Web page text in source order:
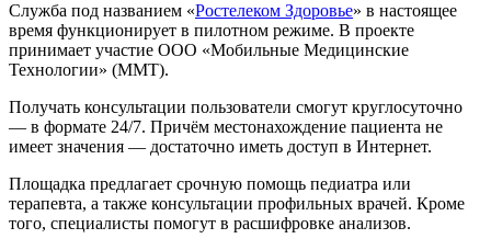
Служба под названием «Ростелеком Здоровье» в настоящее
время функционирует в пилотном режиме. В проекте
принимает участие ООО «Мобильные Медицинские
Технологии» (ММТ).
Получать консультации пользователи смогут круглосуточно
— в формате 24/7. Причём местонахождение пациента не
имеет значения — достаточно иметь доступ в Интернет.
Площадка предлагает срочную помощь педиатра или
терапевта, а также консультации профильных врачей. Кроме
того, специалисты помогут в расшифровке анализов.